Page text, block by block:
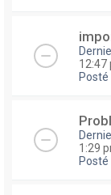
12:47
Posté
1:29
Posté